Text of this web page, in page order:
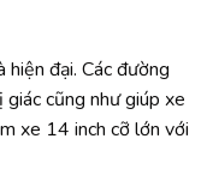
đại. Các đường
cũng như giúp xe
xe 14 inch cỡ lớn với